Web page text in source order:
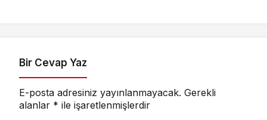
Bir Cevap Yaz
E-posta adresiniz yayınlanmayacak. Gerekli
alanlar * ile işaretlenmişlerdir